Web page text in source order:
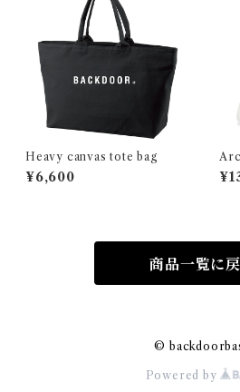
Heavy canvas tote bag
¥6,600
Arch
商品一覧に
©
Powered by